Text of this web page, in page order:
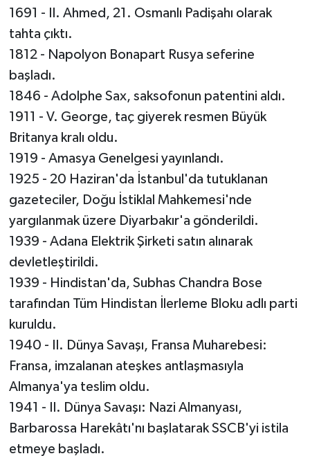
1691 - II. Ahmed, 21. Osmanlı Padişahı olarak
tahta çıktı.
1812 - Napolyon Bonapart Rusya seferine
başladı.
1846 - Adolphe Sax, saksofonun patentini aldı.
1911 - V. George, taç giyerek resmen Büyük
Britanya kralı oldu.
1919 - Amasya Genelgesi yayınlandı.
1925 - 20 Haziran'da İstanbul'da tutuklanan
gazeteciler, Doğu İstiklal Mahkemesi'nde
yargılanmak üzere Diyarbakır'a gönderildi.
1939 - Adana Elektrik Şirketi satın alınarak
devletleştirildi.
1939 - Hindistan'da, Subhas Chandra Bose
tarafından Tüm Hindistan İlerleme Bloku adlı parti
kuruldu.
1940 - II. Dünya Savaşı, Fransa Muharebesi:
Fransa, imzalanan ateşkes antlaşmasıyla
Almanya'ya teslim oldu.
1941 - II. Dünya Savaşı: Nazi Almanyası,
Barbarossa Harekâtı'nı başlatarak SSCB'yi istila
etmeye başladı.